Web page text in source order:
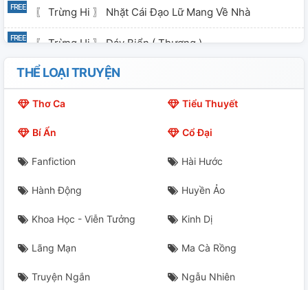
〖 Trừng Hi 〗 Nhặt Cái Đạo Lữ Mang Về Nhà
〖 Trừng Hi 〗 Đáy Biển ( Thượng )
〖 Trừng Hi 〗 Đáy Biển ( Trung )
〖 Trừng Hi 〗 Đáy Biển ( Hạ )
2.《 Giang Đãi 》 Lời Mở Đầu
Giang Đãi · Sương Mù Khóa Đệ Nhất 1
Giang Đãi · Sương Mù Khóa Đệ Nhất 2
Giang Đãi · Sương Mù Khóa Đệ Nhất 3
THỂ LOẠI TRUYỆN
Thơ Ca Tiểu Thuyết
Bí Ẩn Cổ Đại
Fanfiction Hài Hước
Hành Động Huyền Ảo
Khoa Học - Viễn Tưởng Kinh Dị
Lãng Mạn Ma Cà Rồng
Truyện Ngắn Ngẫu Nhiên